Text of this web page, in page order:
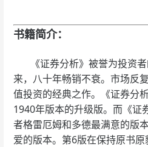
书籍简介：
《证券分析》被誉为投资者
来，八十年畅销不衰。市场反
值投资的经典之作。《证券分
1940年版本的升级版。而《证
者格雷厄姆和多德最满意的版
爱的版本。第6版在保持原书